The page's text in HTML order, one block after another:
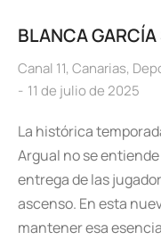
BLANCA
Canal 11, Canarias,
11 de julio de 2025
La histórica
Argual no se
entrega de las
ascenso. En esta
mantener esa